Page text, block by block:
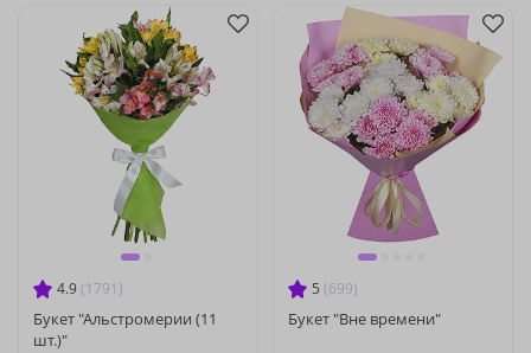
4.9 (1791)
Букет "Альстромерии (11
шт.)"
5 (699)
Букет "Вне времени"